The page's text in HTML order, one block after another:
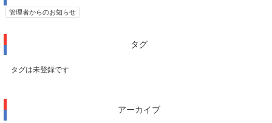
管理者からのお知らせ
タグ
タグは未登録です
アーカイブ